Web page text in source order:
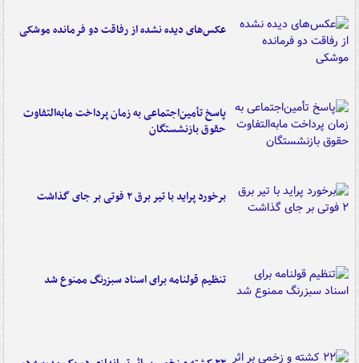
عکس‌های دیده نشده از رفاقت دو فرمانده‌ موشکی
پاسخ تأمین‌اجتماعی به زمان پرداخت مابه‌التفاوت
حقوق بازنشستگان
برخورد پراید با تیر برق ۲ فوتی بر جای گذاشت
تنظیم قولنامه برای اسناد سبزرنگ ممنوع شد